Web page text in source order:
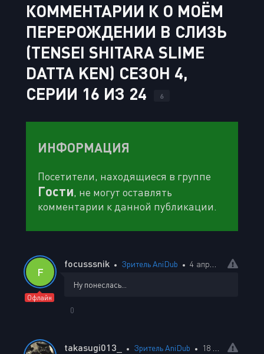
КОММЕНТАРИИ К О МОЁМ
ПЕРЕРОЖДЕНИИ В СЛИЗЬ
(TENSEI SHITARA SLIME
DATTA KEN) СЕЗОН 4,
СЕРИИ 16 ИЗ 24
6
ИНФОРМАЦИЯ
Посетители, находящиеся в группе
Гости, не могут оставлять
комментарии к данной публикации.
F
Офлайн
focusssnik Зритель AniDub 4 апреля 2026 06:24
Ну понеслась...
0
takasugi013_ Зритель AniDub 18 апреля 2026 22:28